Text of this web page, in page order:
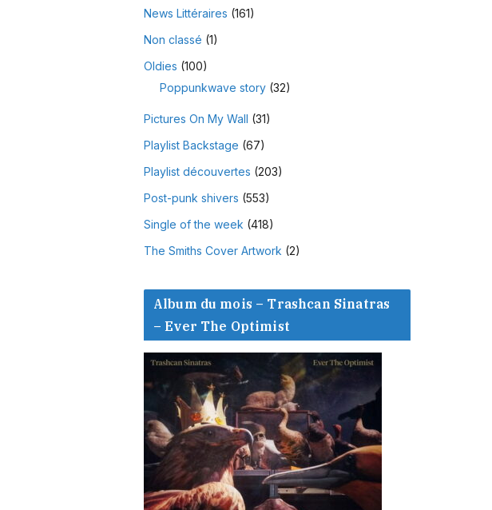
News Littéraires (161)
Non classé (1)
Oldies (100)
Poppunkwave story(32)
Pictures On My Wall (31)
Playlist Backstage (67)
Playlist découvertes (203)
Post-punk shivers (553)
Single of the week (418)
The Smiths Cover Artwork (2)
Album du mois – Trashcan Sinatras
– Ever The Optimist